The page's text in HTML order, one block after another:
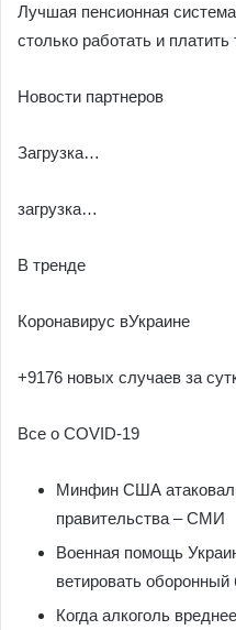
Лучшая пенсионная
столько работать и
Новости партнеров
Загрузка…
загрузка…
В тренде
Коронавирус вУкраине
+9176 новых случаев за
Все о COVID-19
Минфин США
правительства – СМИ
Военная помощь
ветировать
Когда алкоголь